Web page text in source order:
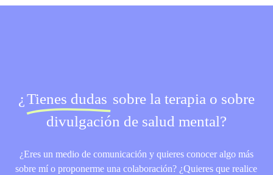
¿ Tienes dudas sobre la terapia o sobre
divulgación de salud mental?
¿Eres un medio de comunicación y quieres conocer algo más
sobre mí o proponerme una colaboración? ¿Quieres que realice